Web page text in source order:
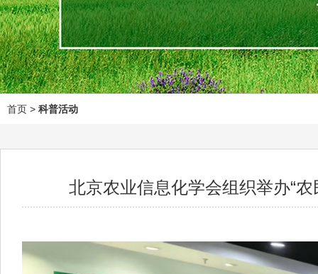
首页 > 科普活动
北京农业信息化学会组织举办“